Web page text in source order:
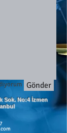
Gönder
Sok. No:4 İzmen